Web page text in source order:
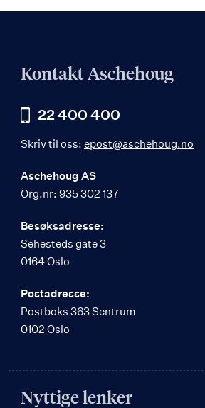
Kontakt Aschehoug
22 400 400
Skriv til oss: epost@aschehoug.no
Aschehoug AS
Org.nr: 935 302 137
Besøksadresse:
Sehesteds gate 3
0164 Oslo
Postadresse:
Postboks 363 Sentrum
0102 Oslo
Nyttige lenker